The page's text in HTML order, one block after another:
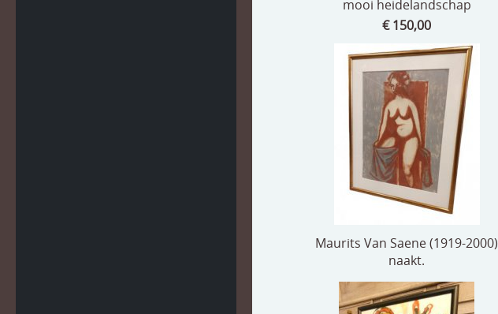
mooi heidelandschap
€ 150,00
Maurits Van Saene (1919-2000)
naakt.